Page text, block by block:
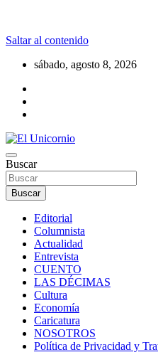
Saltar al contenido
sábado, agosto 8, 2026
El Unicornio
La realidad supera la fantasía
Buscar
Buscar
Editorial
Columnista
Actualidad
Entrevista
CUENTO
LAS DÉCIMAS
Cultura
Economía
Caricatura
NOSOTROS
Política de Privacidad y